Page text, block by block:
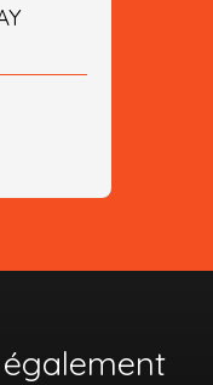
également